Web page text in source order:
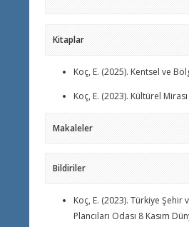
Kitaplar
Koç, E. (2025). Kentsel ve
Koç, E. (2023). Kültürel
Makaleler
Bildiriler
Koç, E. (2023). Türkiye Şehir
Plancıları Odası 8 Kasım